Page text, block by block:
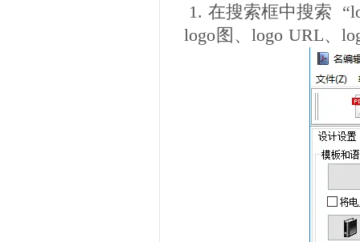
1. 在搜索框中搜索
logo图、logo URL、